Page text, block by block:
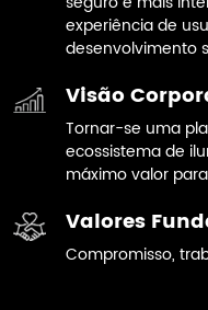
experiência de
desenvolvimento
Visão
Tornar-se uma
ecossistema de
máximo valor
Valores
Compromisso,
21
Alta
20